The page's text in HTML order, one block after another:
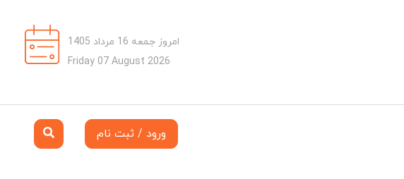
امروز جمعه 16 مرداد 1405
Friday 07 August 2026
ورود / ثبت نام